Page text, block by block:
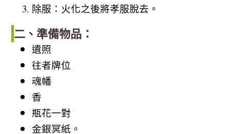
除服：火化之後將孝服脫去。
二、準備物品：
遺照
往者牌位
魂幡
香
瓶花一對
金銀冥紙。